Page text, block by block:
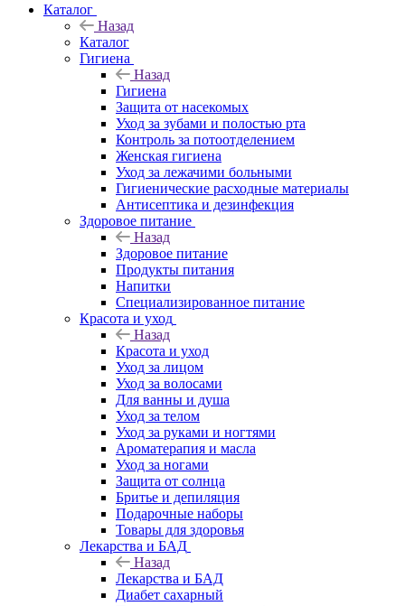
Каталог
Назад
Каталог
Гигиена
Назад
Гигиена
Защита от насекомых
Уход за зубами и полостью рта
Контроль за потоотделением
Женская гигиена
Уход за лежачими больными
Гигиенические расходные материалы
Антисептика и дезинфекция
Здоровое питание
Назад
Здоровое питание
Продукты питания
Напитки
Специализированное питание
Красота и уход
Назад
Красота и уход
Уход за лицом
Уход за волосами
Для ванны и душа
Уход за телом
Уход за руками и ногтями
Ароматерапия и масла
Уход за ногами
Защита от солнца
Бритье и депиляция
Подарочные наборы
Товары для здоровья
Лекарства и БАД
Назад
Лекарства и БАД
Диабет сахарный